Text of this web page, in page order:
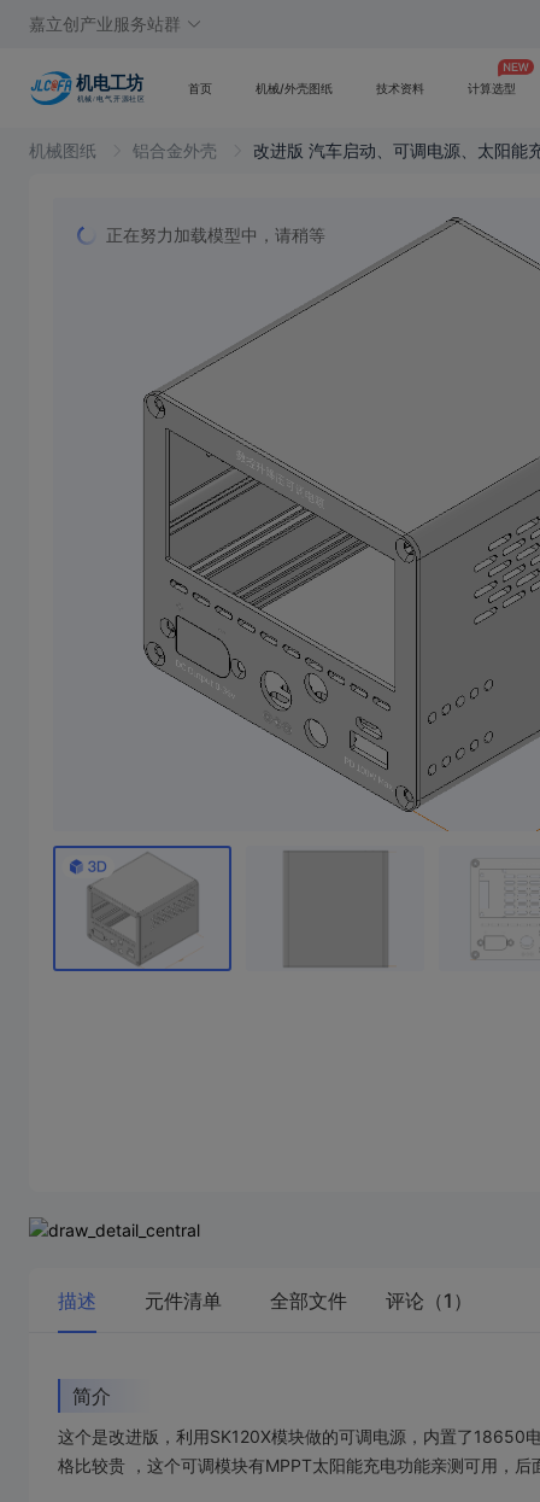
嘉立创产业服务站群
首页 机械/外壳图纸 技术资料 计算选型
机械图纸 铝合金外壳 改进版 汽车启动、可调电源、太阳能
正在努力加载模型中，请稍等
描述 元件清单 全部文件 评论（1）
简介
这个是改进版，利用SK120X模块做的可调电源，内置了18650
格比较贵 ，这个可调模块有MPPT太阳能充电功能亲测可用，